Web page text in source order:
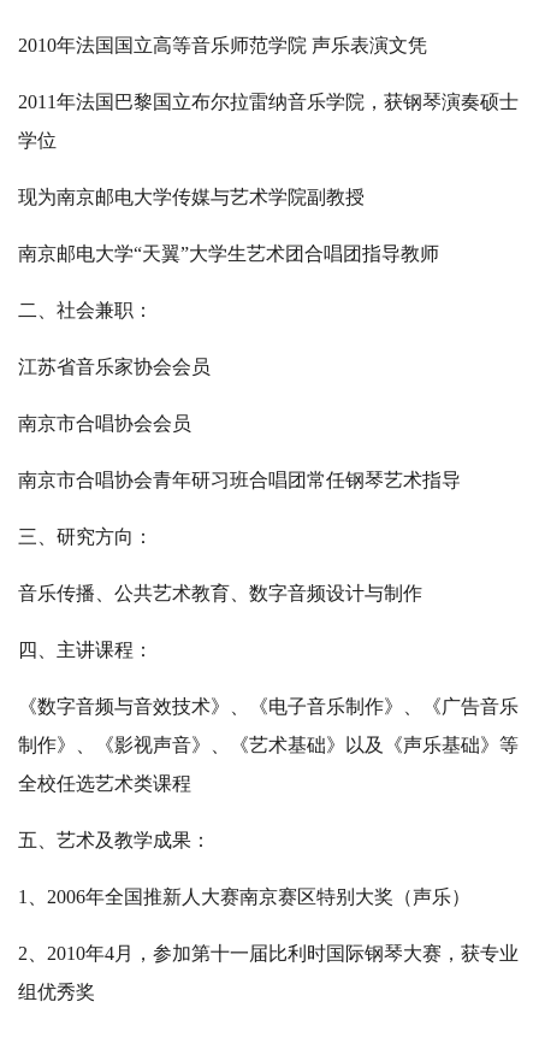
2010年法国国立高等音乐师范学院 声乐表演文凭
2011年法国巴黎国立布尔拉雷纳音乐学院，获钢琴演奏硕士
学位
现为南京邮电大学传媒与艺术学院副教授
南京邮电大学“天翼”大学生艺术团合唱团指导教师
二、社会兼职：
江苏省音乐家协会会员
南京市合唱协会会员
南京市合唱协会青年研习班合唱团常任钢琴艺术指导
三、研究方向：
音乐传播、公共艺术教育、数字音频设计与制作
四、主讲课程：
《数字音频与音效技术》、《电子音乐制作》、《广告音乐
制作》、《影视声音》、《艺术基础》以及《声乐基础》等
全校任选艺术类课程
五、艺术及教学成果：
1、2006年全国推新人大赛南京赛区特别大奖（声乐）
2、2010年4月，参加第十一届比利时国际钢琴大赛，获专业
组优秀奖